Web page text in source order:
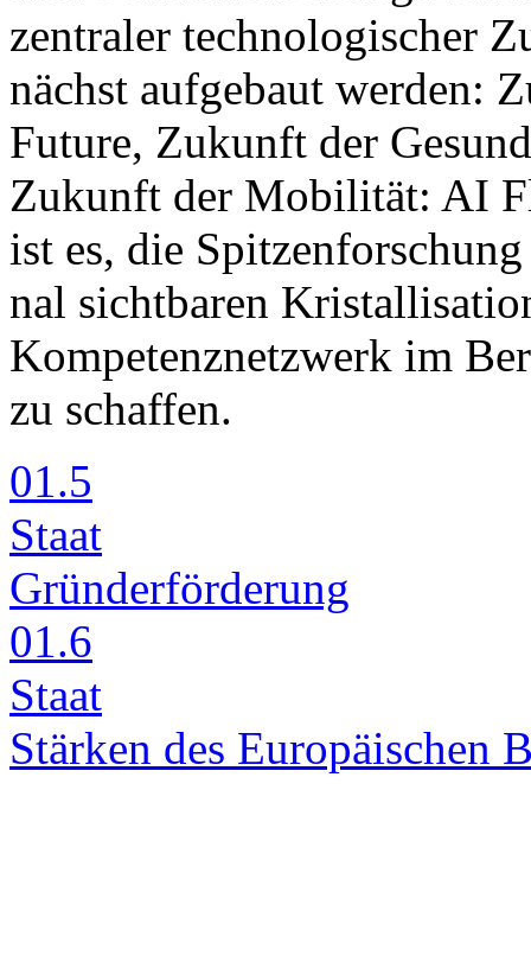
zen­tra­ler tech­no­lo­gi­scher
nächst auf­ge­baut wer­den:
Fu­ture, Zu­kunft der
Zu­kunft der Mo­bi­li­tät: AI
ist es, die
nal sicht­ba­ren
Kom­pe­tenz­netz­werk im
zu schaf­fen.
01.5
Staat
Grün­der­för­de­rung
01.6
Staat
Stär­ken des Eu­ro­päi­schen